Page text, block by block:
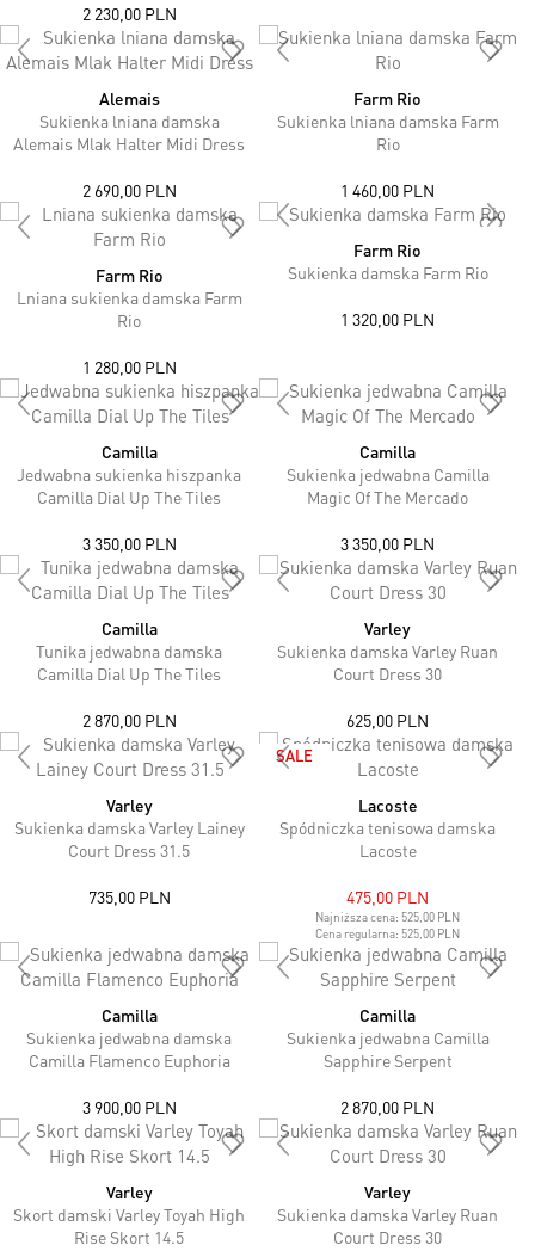
2 230,00 PLN
Alemais
Sukienka lniana damska
Alemais Mlak Halter Midi Dress
2 690,00 PLN
Farm Rio
Sukienka lniana damska Farm
Rio
1 460,00 PLN
Farm Rio
Lniana sukienka damska Farm
Rio
1 280,00 PLN
Farm Rio
Sukienka damska Farm Rio
1 320,00 PLN
Camilla
Jedwabna sukienka hiszpanka
Camilla Dial Up The Tiles
3 350,00 PLN
Camilla
Sukienka jedwabna Camilla
Magic Of The Mercado
3 350,00 PLN
Camilla
Tunika jedwabna damska
Camilla Dial Up The Tiles
2 870,00 PLN
Varley
Sukienka damska Varley Ruan
Court Dress 30
625,00 PLN
Varley
Sukienka damska Varley Lainey
Court Dress 31.5
735,00 PLN
SALE
Lacoste
Spódniczka tenisowa damska
Lacoste
475,00 PLN
Najniższa cena: 525,00 PLN
Cena regularna: 525,00 PLN
Camilla
Sukienka jedwabna damska
Camilla Flamenco Euphoria
3 900,00 PLN
Camilla
Sukienka jedwabna Camilla
Sapphire Serpent
2 870,00 PLN
Varley
Skort damski Varley Toyah High
Rise Skort 14.5
Varley
Sukienka damska Varley Ruan
Court Dress 30